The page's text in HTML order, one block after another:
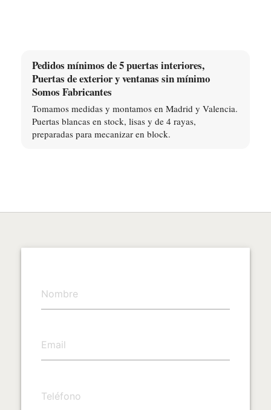
Pedidos mínimos de 5 puertas interiores,
Puertas de exterior y ventanas sin mínimo
Somos Fabricantes
Tomamos medidas y montamos en Madrid y Valencia.
Puertas blancas en stock, lisas y de 4 rayas,
preparadas para mecanizar en block.